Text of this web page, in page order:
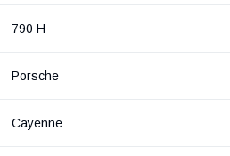
790 Н
Porsche
Cayenne